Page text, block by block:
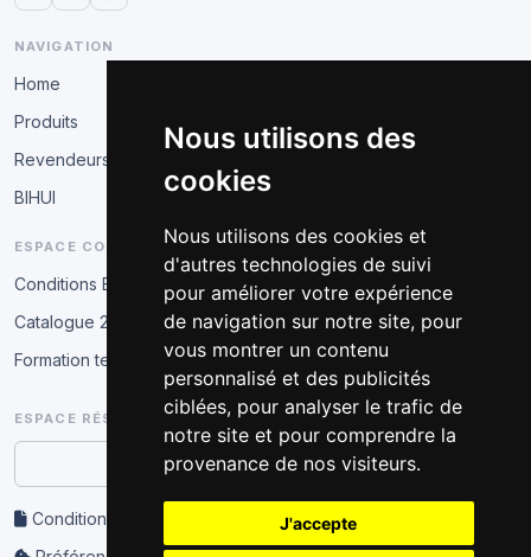
Nous utilisons des
cookies
Nous utilisons des cookies et
d'autres technologies de suivi
pour améliorer votre expérience
de navigation sur notre site, pour
vous montrer un contenu
personnalisé et des publicités
ciblées, pour analyser le trafic de
notre site et pour comprendre la
provenance de nos visiteurs.
J'accepte
NAVIGATION
Home
Produits
Revendeurs
BIHUI
ESPACE COMMERCIAL
Conditions B2B
Catalogue 2026
Formation technique
ESPACE RÉSERVÉ
Accès partenaire
Conditions d’utilisation et confidentialité